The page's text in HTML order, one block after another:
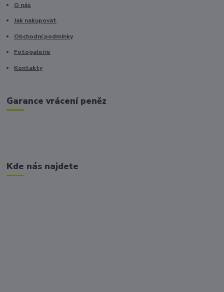
O nás
Jak nakupovat
Obchodní podmínky
Fotogalerie
Kontakty
Garance vrácení peněz
Kde nás najdete